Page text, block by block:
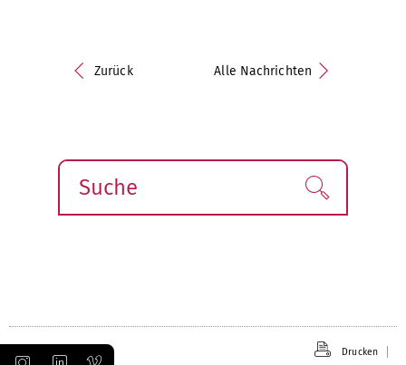
Zurück Alle Nachrichten
Suche Finden!
Drucken